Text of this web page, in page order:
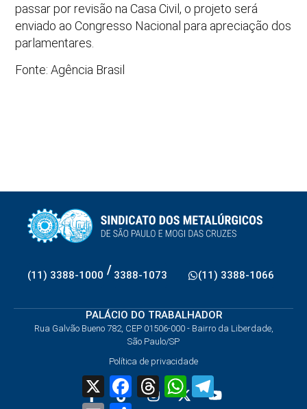
passar por revisão na Casa Civil, o projeto será
enviado ao Congresso Nacional para apreciação dos
parlamentares.
Fonte: Agência Brasil
(11) 3388-1000 / 3388-1073 (11) 3388-1066
PALÁCIO DO TRABALHADOR
Rua Galvão Bueno 782, CEP 01506-000 - Bairro da Liberdade,
São Paulo/SP
Política de privacidade
X FacebookThreadsWhatsApp